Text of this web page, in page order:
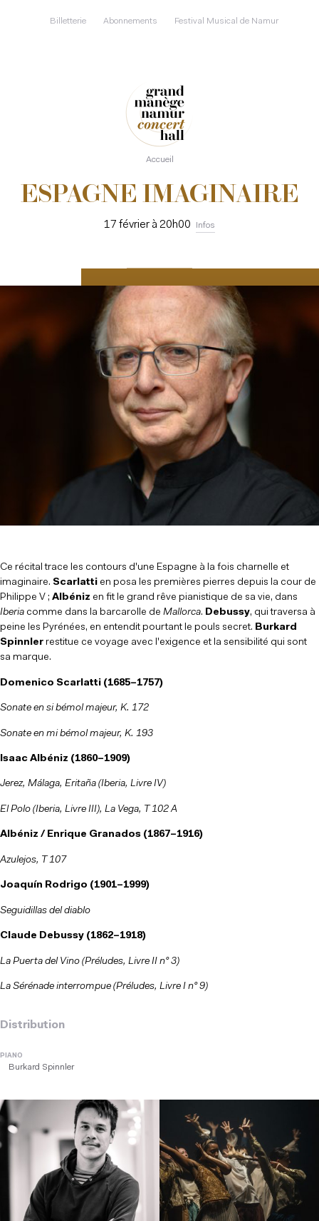
Billetterie Abonnements Festival Musical de Namur
Accueil
ESPAGNE IMAGINAIRE
17 février à 20h00 Infos
Ce récital trace les contours d'une Espagne à la fois charnelle et
imaginaire. Scarlatti en posa les premières pierres depuis la cour de
Philippe V ; Albéniz en fit le grand rêve pianistique de sa vie, dans
Iberia comme dans la barcarolle de Mallorca. Debussy, qui traversa à
peine les Pyrénées, en entendit pourtant le pouls secret. Burkard
Spinnler restitue ce voyage avec l'exigence et la sensibilité qui sont
sa marque.
Domenico Scarlatti (1685–1757)
Sonate en si bémol majeur, K. 172
Sonate en mi bémol majeur, K. 193
Isaac Albéniz (1860–1909)
Jerez, Málaga, Eritaña (Iberia, Livre IV)
El Polo (Iberia, Livre III), La Vega, T 102 A
Albéniz / Enrique Granados (1867–1916)
Azulejos, T 107
Joaquín Rodrigo (1901–1999)
Seguidillas del diablo
Claude Debussy (1862–1918)
La Puerta del Vino (Préludes, Livre II n° 3)
La Sérénade interrompue (Préludes, Livre I n° 9)
Distribution
PIANO
Burkard Spinnler